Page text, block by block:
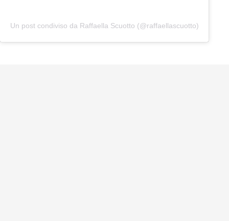
Un post condiviso da Raffaella Scuotto (@raffaellascuotto)